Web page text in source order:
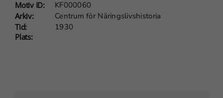
Motiv ID:
KF000060
Arkiv:
Centrum för Näringslivshistoria
Tid:
1930
Plats:
funktionalitet